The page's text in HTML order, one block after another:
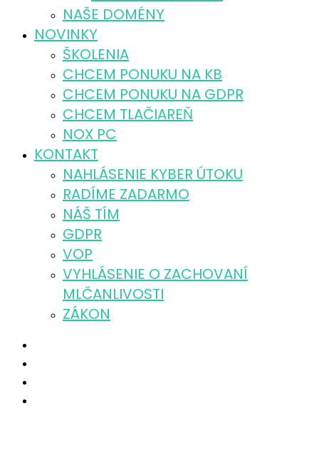
NAŠE DOMÉNY
NOVINKY
ŠKOLENIA
CHCEM PONUKU NA KB
CHCEM PONUKU NA GDPR
CHCEM TLAČIAREŇ
NOX PC
KONTAKT
NAHLÁSENIE KYBER ÚTOKU
RADÍME ZADARMO
NÁŠ TÍM
GDPR
VOP
VYHLÁSENIE O ZACHOVANÍ
MLČANLIVOSTI
ZÁKON